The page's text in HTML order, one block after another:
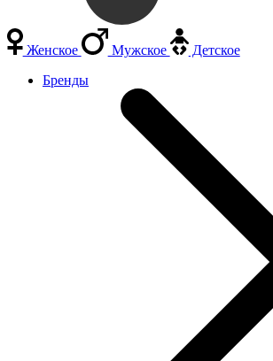
Женское Мужское
Детское
Бренды